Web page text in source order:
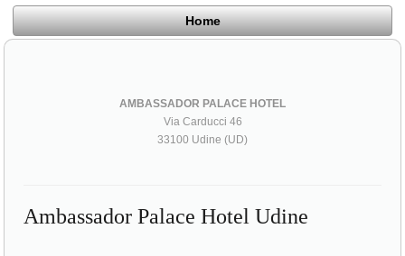
Home
AMBASSADOR PALACE HOTEL
Via Carducci 46
33100 Udine (UD)
Ambassador Palace Hotel Udine